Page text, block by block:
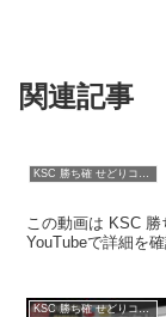
関連記事
この動画は KSC 勝
YouTubeで詳細を
KSC 勝ち確 せどりコミュニティ